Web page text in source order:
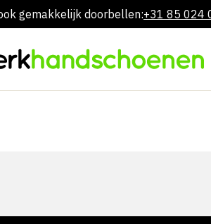
gemakkelijk doorbellen:+31 85 024